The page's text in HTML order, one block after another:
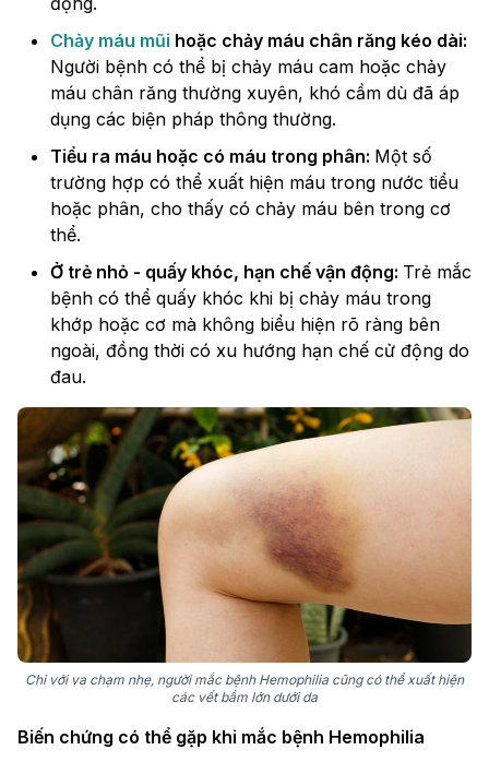
Chảy máu mũi hoặc chảy máu chân răng kéo dài:
Người bệnh có thể bị chảy máu cam hoặc chảy
máu chân răng thường xuyên, khó cầm dù đã áp
dụng các biện pháp thông thường.
Tiểu ra máu hoặc có máu trong phân: Một số
trường hợp có thể xuất hiện máu trong nước tiểu
hoặc phân, cho thấy có chảy máu bên trong cơ
thể.
Ở trẻ nhỏ - quấy khóc, hạn chế vận động: Trẻ mắc
bệnh có thể quấy khóc khi bị chảy máu trong
khớp hoặc cơ mà không biểu hiện rõ ràng bên
ngoài, đồng thời có xu hướng hạn chế cử động do
đau.
Chỉ với va chạm nhẹ, người mắc bệnh Hemophilia cũng có thể xuất hiện
các vết bầm lớn dưới da
Biến chứng có thể gặp khi mắc bệnh Hemophilia